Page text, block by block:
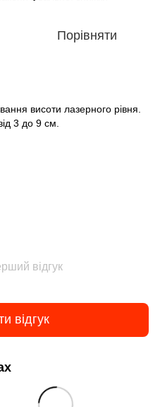
Порівняти
висоти лазерного рівня.
3 до 9 см.
відгук
відгук